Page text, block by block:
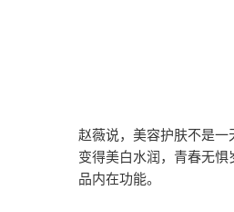
赵薇说，美容护肤不是
变得美白水润，青春无
品内在功能。